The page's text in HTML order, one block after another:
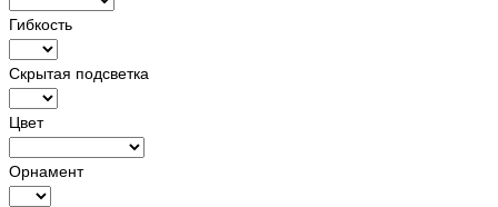
Гибкость
Скрытая подсветка
Цвет
Орнамент